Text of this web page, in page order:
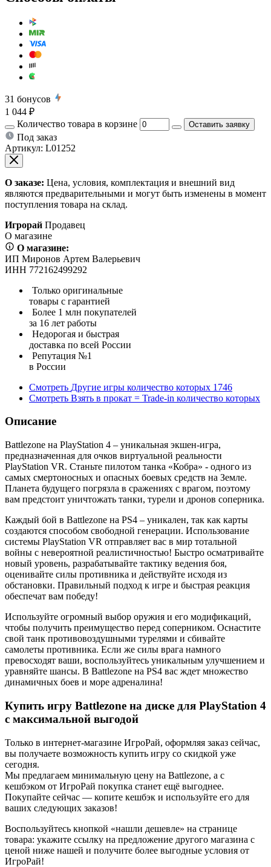
31 бонусов
1 044 ₽
Количество товара в корзине
Оставить заявку
Под заказ
Артикул: L01252
О заказе: Цена, условия, комплектация и внешний вид
являются предварительными и могут быть изменены в момент
поступления товара на склад.
Игрорай Продавец
О магазине
О магазине:
ИП Миронов Артем Валерьевич
ИНН 772162499292
Только оригинальные
товары с гарантией
Более 1 млн покупателей
за 16 лет работы
Недорогая и быстрая
доставка по всей России
Репутация №1
в России
Смотреть Другие игры количество которых 1746
Смотреть Взять в прокат = Trade-in количество которых
Описание
Battlezone на PlayStation 4 – уникальная экшен-игра,
предназначенная для очков виртуальной реальности
PlayStation VR. Станьте пилотом танка «Кобра» - одного из
самых смертоносных и опасных боевых средств на Земле.
Планета будущего погрязла в сражениях с врагом, поэтому
вам предстоит уничтожать танки, турели и дронов соперника.
Каждый бой в Battlezone на PS4 – уникален, так как карты
создаются способом свободной генерации. Использование
системы PlayStation VR отправляет вас в мир тотальной
войны с невероятной реалистичностью! Быстро осматривайте
новый уровень, разрабатывайте тактику ведения боя,
оценивайте силы противника и действуйте исходя из
обстановки. Правильный подход к игре и быстрая реакция
обеспечат вам победу!
Используйте огромный выбор оружия и его модификаций,
чтобы получить преимущество перед соперником. Оснастите
свой танк противовоздушными турелями и сбивайте
самолеты противника. Если же силы врага намного
превосходят ваши, воспользуйтесь уникальным улучшением и
уравняйте шансы. В Battlezone на PS4 вас ждет множество
динамичных боев и море адреналина!
Купить игру Battlezone на диске для PlayStation 4
с максимальной выгодой
Только в интернет-магазине ИгроРай, оформляя заказ сейчас,
вы получаете возможность купить игру со скидкой уже
сегодня.
Мы предлагаем минимальную цену на Battlezone, а с
кешбэком от ИгроРай покупка станет ещё выгоднее.
Покупайте сейчас — копите кешбэк и используйте его для
ваших следующих заказов!
Воспользуйтесь кнопкой «нашли дешевле» на странице
товара: укажите ссылку на предложение другого магазина с
ценой ниже нашей и получите более выгодные условия от
ИгроРай!